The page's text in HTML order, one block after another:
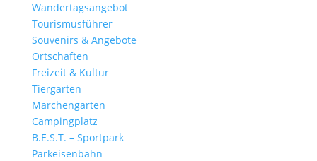
Wandertagsangebot
Tourismusführer
Souvenirs & Angebote
Ortschaften
Freizeit & Kultur
Tiergarten
Märchengarten
Campingplatz
B.E.S.T. – Sportpark
Parkeisenbahn